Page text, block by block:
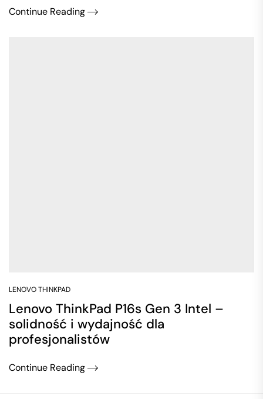
Continue Reading
LENOVO THINKPAD
Lenovo ThinkPad P16s Gen 3 Intel –
solidność i wydajność dla
profesjonalistów
Continue Reading